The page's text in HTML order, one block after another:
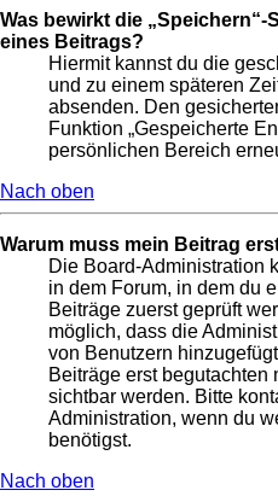
Was bewirkt die
eines Beitrags?
Hiermit kannst du die
und zu einem späteren
absenden. Den
Funktion „Gespeicherte
persönlichen Bereich
Nach oben
Warum muss mein Beitrag
Die Board-Administration
in dem Forum, in dem du
Beiträge zuerst geprüft
möglich, dass die
von Benutzern
Beiträge erst begutachten
sichtbar werden. Bitte
Administration, wenn du
benötigst.
Nach oben